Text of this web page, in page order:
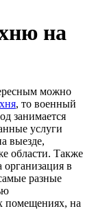
на
можно
, то военный
занимается
услуги
выезде,
области. Также
в
разные
помещениях, на